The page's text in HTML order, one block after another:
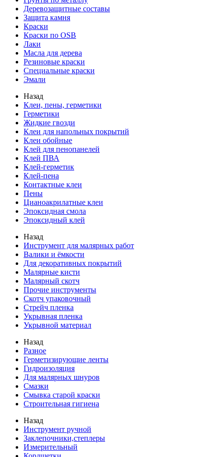
Деревозащитные составы
Защита камня
Краски
Краски по OSB
Лаки
Масла для дерева
Резиновые краски
Специальные краски
Эмали
Назад
Клеи, пены, герметики
Герметики
Жидкие гвозди
Клеи для напольных покрытий
Клеи обойные
Клей для пенопанелей
Клей ПВА
Клей-герметик
Клей-пена
Контактные клеи
Пены
Цианоакрилатные клеи
Эпоксидная смола
Эпоксидный клей
Назад
Инструмент для малярных работ
Валики и ёмкости
Для декоративных покрытий
Малярные кисти
Малярный скотч
Прочие инструменты
Скотч упаковочный
Стрейч пленка
Укрывная пленка
Укрывной материал
Назад
Разное
Герметизирующие ленты
Гидроизоляция
Для малярных шнуров
Смазки
Смывка старой краски
Строительная гигиена
Назад
Инструмент ручной
Заклепочники,степлеры
Измерительный